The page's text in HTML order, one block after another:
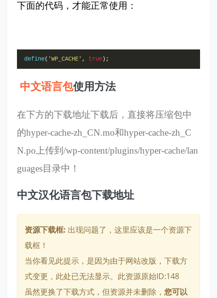
下面的代码，才能正常使用：
define( 'WP_CACHE' , true );
中文语言包使用方法
在下方的下载地址下载后，直接将压缩包中
的hyper-cache-zh_CN.mo和hyper-cache-zh_C
N.po上传到/wp-content/plugins/hyper-cache/lan
guages目录中！
中文汉化语言包下载地址
资源下载框: 出现问题了，这里应该是一个资源下
载框！
当你看见此提示，是因为由于网站改版，下载方
式变更，此处已无法显示。此资源原始ID:148
虽然更换了下载方式，但资源并未删除， 您可以